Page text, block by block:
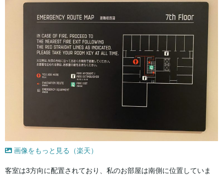
画像をもっと見る（楽天）
客室は3方向に配置されており、私のお部屋は南側に位置していま